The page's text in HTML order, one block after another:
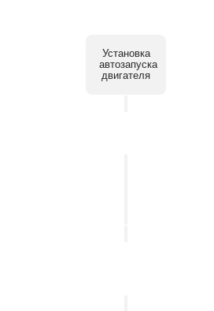
Установка
автозапуска
двигателя